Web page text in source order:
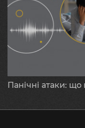
Панічні атаки: що